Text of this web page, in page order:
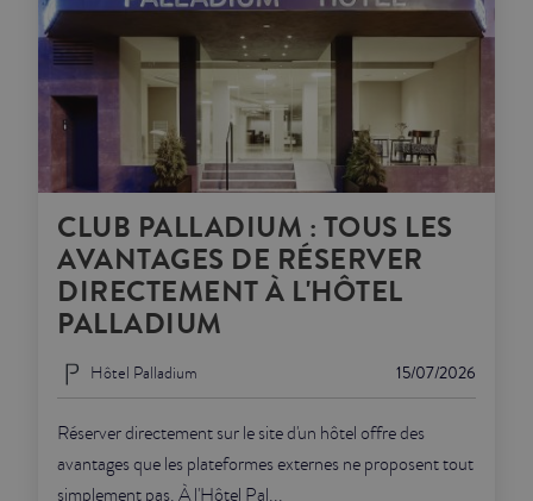
CLUB PALLADIUM : TOUS LES
AVANTAGES DE RÉSERVER
DIRECTEMENT À L'HÔTEL
PALLADIUM
15/07/2026
Hôtel Palladium
Réserver directement sur le site d'un hôtel offre des
avantages que les plateformes externes ne proposent tout
simplement pas. À l'Hôtel Pal...